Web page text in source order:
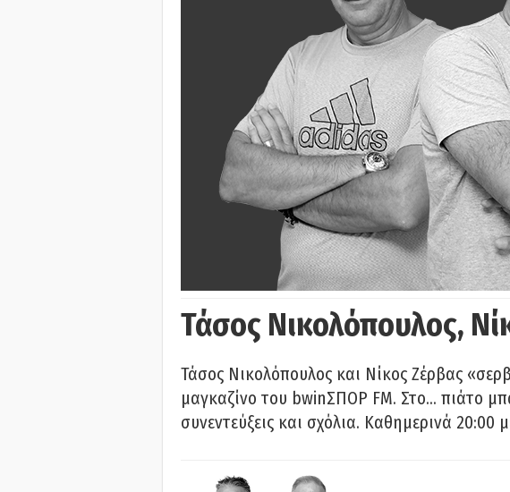
Τάσος Νικολόπουλος,
Τάσος Νικολόπουλος και Νίκος Ζέρβας
μαγκαζίνο του bwinΣΠΟΡ FM. Στο… πιάτο
συνεντεύξεις και σχόλια. Καθημερινά 20:00